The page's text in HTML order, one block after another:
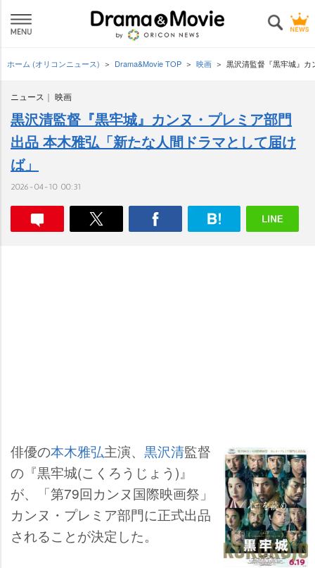
ホーム (オリコンニュース) Drama&Movie TOP 映画 黒沢清監督『黒牢城』
ニュース 映画
黒沢清監督『黒牢城』カンヌ・プレミア部門
出品 本木雅弘「新たな人間ドラマとして届け
ば」
2026-04-10 00:31
俳優の本木雅弘主演、 黒沢清監督
の『黒牢城(こくろうじょう)』
が、「第79回カンヌ国際映画祭」
カンヌ・プレミア部門に正式出品
されることが決定した。